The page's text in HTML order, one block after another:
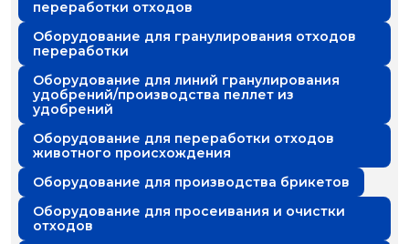
переработки отходов
Оборудование для гранулирования отходов
переработки
Оборудование для линий гранулирования
удобрений/производства пеллет из
удобрений
Оборудование для переработки отходов
животного происхождения
Оборудование для производства брикетов
Оборудование для просеивания и очистки
отходов